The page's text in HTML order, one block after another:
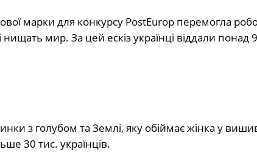
марки для конкурсу PostEurop перемогла
мир. За цей ескіз українці віддали понад
з голубом та Землі, яку обіймає жінка у
30 тис. українців.